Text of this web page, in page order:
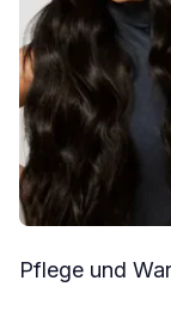
Pflege und